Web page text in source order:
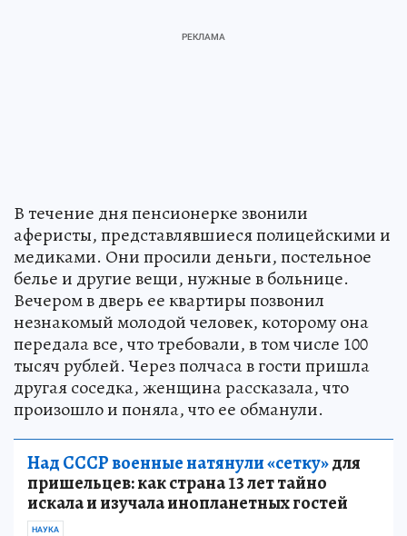
В течение дня пенсионерке звонили
аферисты, представлявшиеся полицейскими и
медиками. Они просили деньги, постельное
белье и другие вещи, нужные в больнице.
Вечером в дверь ее квартиры позвонил
незнакомый молодой человек, которому она
передала все, что требовали, в том числе 100
тысяч рублей. Через полчаса в гости пришла
другая соседка, женщина рассказала, что
произошло и поняла, что ее обманули.
Над СССР военные натянули «сетку»для
пришельцев: как страна 13 лет тайно
искала и изучала инопланетных гостей
НАУКА